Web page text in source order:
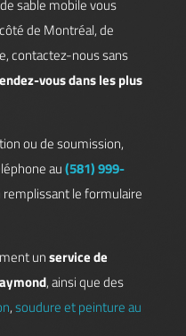
sable mobile vous
de Montréal, de
contactez-nous sans
vous dans les plus
ou de soumission,
au(581) 999-
remplissant le formulaire
unservice de
, ainsi que des
,soudure et peinture au